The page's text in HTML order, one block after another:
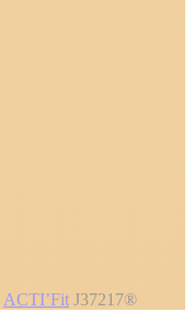
ACTI’Fit J37217®